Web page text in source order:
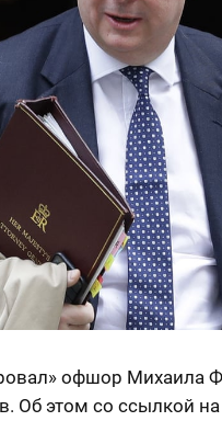
офшор Михаила
Об этом со ссылкой